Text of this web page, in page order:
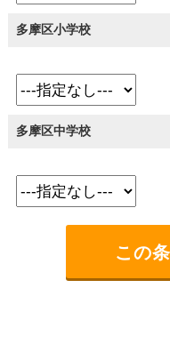
多摩区小学校
多摩区中学校